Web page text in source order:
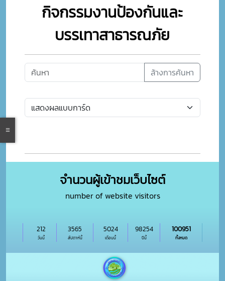
กิจกรรมงานป้องกันและ
บรรเทาสาธารณภัย
ล้างการค้นหา
จำนวนผู้เข้าชมเว็บไซต์
number of website visitors
วันนี้
212
สัปดาห์นี้
3565
เดือนนี้
5024
ปีนี้
98254
ทั้งหมด
100951